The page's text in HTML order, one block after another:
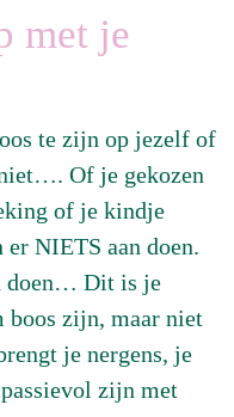
met je
te zijn op jezelf of
Of je gekozen
of je kindje
NIETS aan doen.
doen… Dit is je
boos zijn, maar niet
je nergens, je
zijn met